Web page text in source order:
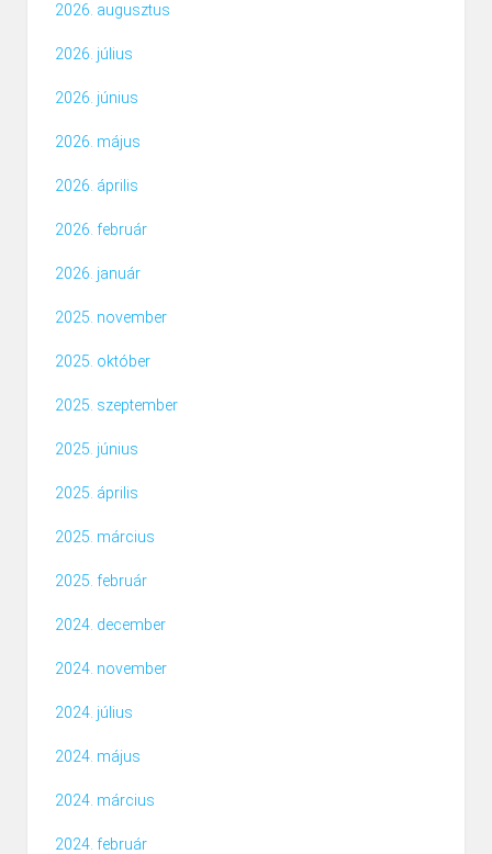
2026. augusztus
2026. július
2026. június
2026. május
2026. április
2026. február
2026. január
2025. november
2025. október
2025. szeptember
2025. június
2025. április
2025. március
2025. február
2024. december
2024. november
2024. július
2024. május
2024. március
2024. február